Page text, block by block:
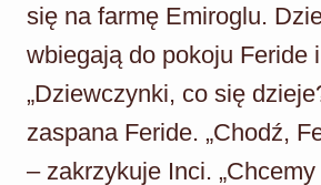
się na farmę Emiroglu.
wbiegają do pokoju Feride
„Dziewczynki, co się
zaspana Feride. „Chodź,
– zakrzykuje Inci.